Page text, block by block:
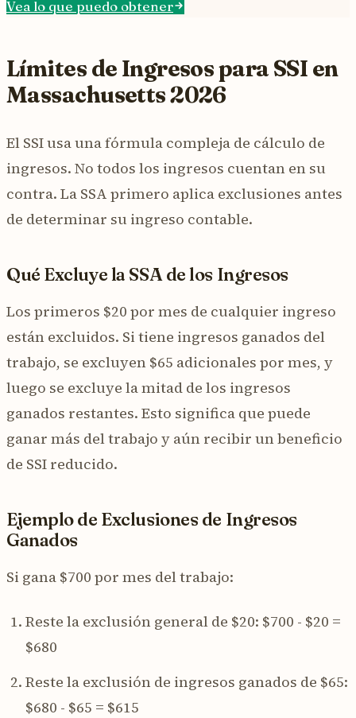
Vea lo que puedo obtener
Límites de Ingresos para SSI en
Massachusetts 2026
El SSI usa una fórmula compleja de cálculo de
ingresos. No todos los ingresos cuentan en su
contra. La SSA primero aplica exclusiones antes
de determinar su ingreso contable.
Qué Excluye la SSA de los Ingresos
Los primeros $20 por mes de cualquier ingreso
están excluidos. Si tiene ingresos ganados del
trabajo, se excluyen $65 adicionales por mes, y
luego se excluye la mitad de los ingresos
ganados restantes. Esto significa que puede
ganar más del trabajo y aún recibir un beneficio
de SSI reducido.
Ejemplo de Exclusiones de Ingresos
Ganados
Si gana $700 por mes del trabajo:
Reste la exclusión general de $20: $700 - $20 =
$680
Reste la exclusión de ingresos ganados de $65:
$680 - $65 = $615